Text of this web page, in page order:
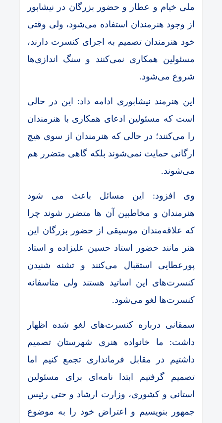
ملی خیام و عطار و حضور بزرگان در نیشابور
از وجود هنرمندان استفاده می‌شود، ولی وقتی
خود هنرمندان تصمیم به اجرای کنسرت دارند،
مسئولین همکاری نمی‌کنند و سنگ اندازی‌ها
شروع می‌شود.
این هنرمند نیشابوری ادامه داد: این در حالی
است که مسئولین ادعای همکاری با هنرمندان
را می‌کنند؛ در حالی که هنرمندان از سوی هیچ
ارگانی حمایت نمی‌شوند بلکه گاهی متضرر هم
می‌شوند.
وی افزود: این مسائل باعث می شود
هنرمندان و مخاطبین آن ها متضرر شوند چرا
که علاقه‌مندان موسیقی از حضور بزرگان این
هنر مانند حضور استاد حسین علیزاده و استاد
پورعطایی استقبال می‌کنند و تشنه شنیدن
کنسرت‌های این اساتید هستند ولی متاسفانه
کنسرت‌ها لغو می‌شود.
سمقانی درباره کنسرت‌های لغو شده اظهار
داشت: ما خانواده هنری شهرستان تصمیم
داشتیم در مقابل فرمانداری تجمع کنیم اما
تصمیم گرفتیم ابتدا نامه‌ای برای مسئولین
استانی و کشوری، وزارت ارشاد و حتی رئیس
جمهور بنویسیم و اعتراض خود را به موضوع